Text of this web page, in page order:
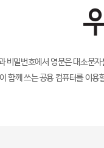
비밀번호에서 영문은 대소문
함께 쓰는 공용 컴퓨터를 이